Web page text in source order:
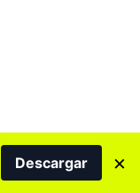
Descargar ×